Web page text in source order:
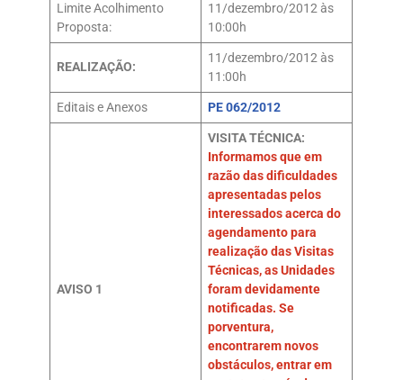
Limite Acolhimento
Proposta:
11/dezembro/2012 às
10:00h
REALIZAÇÃO:
11/dezembro/2012 às
11:00h
Editais e Anexos PE 062/2012
AVISO 1
VISITA TÉCNICA:
Informamos que em
razão das dificuldades
apresentadas pelos
interessados acerca do
agendamento para
realização das Visitas
Técnicas, as Unidades
foram devidamente
notificadas. Se
porventura,
encontrarem novos
obstáculos, entrar em